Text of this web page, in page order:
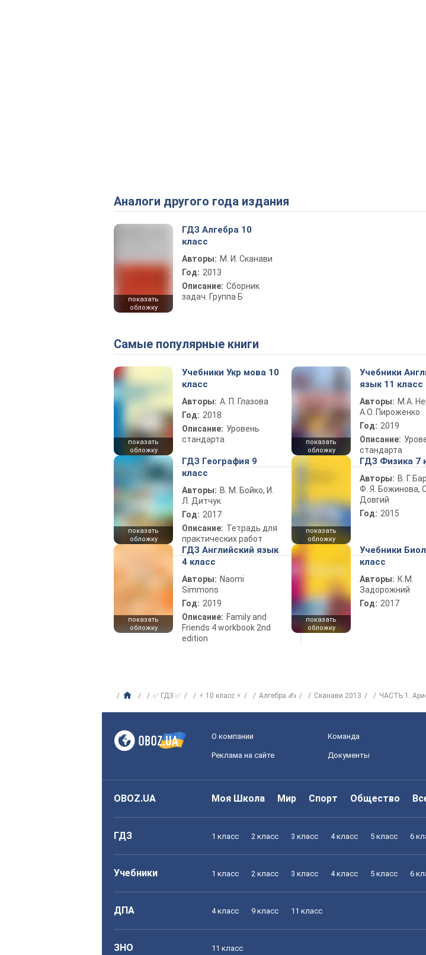
Аналоги другого года издания
показать
обложку
ГДЗ Алгебра 10
класс
Авторы: М. И. Сканави
Год: 2013
Описание: Сборник
задач. Группа Б
Самые популярные книги
показать
обложку
Учебники Укр мова 10
класс
Авторы: А. П. Глазова
Год: 2018
Описание: Уровень
стандарта
показать
обложку
Учебники
язык 11 класс
Авторы: М.А.
А.О. Пироженко
Год: 2019
Описание:
стандарта
показать
обложку
ГДЗ География 9
класс
Авторы: В. М. Бойко, И.
Л. Дитчук
Год: 2017
Описание: Тетрадь для
практических работ
показать
обложку
ГДЗ Физика 7
Авторы: В. Г.
Ф. Я. Божинова,
Довгий
Год: 2015
показать
обложку
ГДЗ Английский язык
4 класс
Авторы: Naomi
Simmons
Год: 2019
Описание: Family and
Friends 4 workbook 2nd
edition
показать
обложку
Учебники
класс
Авторы: К.М.
Задорожний
Год: 2017
✅ ГДЗ ✅ ⚡ 10 класс ⚡ Алгебра ✍ Сканави 2013 ЧАСТЬ 1.
О компании Команда
Реклама на сайте Документы
OBOZ.UA Моя Школа Мир Спорт Общество
ГДЗ 1 класс 2 класс 3 класс 4 класс 5 класс 6
Учебники 1 класс 2 класс 3 класс 4 класс 5 класс 6
ДПА 4 класс 9 класс 11 класс
ЗНО 11 класс